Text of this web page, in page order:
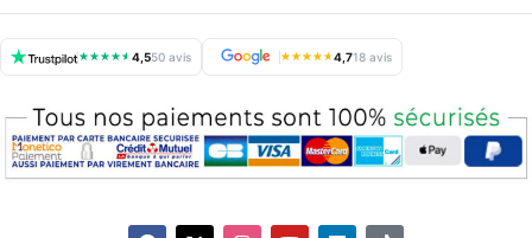
★★★★★4,550 avis ★★★★★4,718 avis